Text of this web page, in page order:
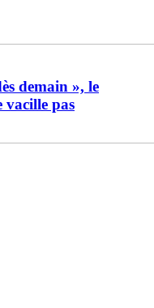
demain », le
vacille pas